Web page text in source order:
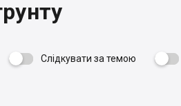
Слідкувати за темою 